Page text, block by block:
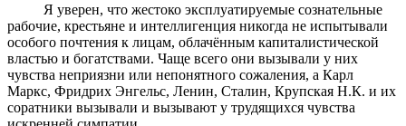
Я уверен, что жестоко эксплуатируемые сознательные
рабочие, крестьяне и интеллигенция никогда не испытывали
особого почтения к лицам, облачённым капиталистической
властью и богатствами. Чаще всего они вызывали у них
чувства неприязни или непонятного сожаления, а Карл
Маркс, Фридрих Энгельс, Ленин, Сталин, Крупская Н.К. и их
соратники вызывали и вызывают у трудящихся чувства